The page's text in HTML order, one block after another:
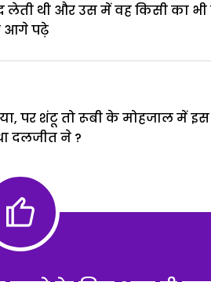
थी और उस में वह किसी का भी
आगे पढ़े
पर शंटू तो रूबी के मोहजाल में
दलजीत ने ?